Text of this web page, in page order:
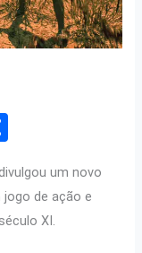
ar
e
um novo
jogo de ação e
XI.